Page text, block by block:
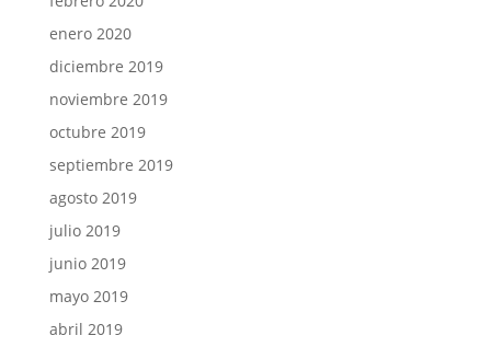
enero 2020
diciembre 2019
noviembre 2019
octubre 2019
septiembre 2019
agosto 2019
julio 2019
junio 2019
mayo 2019
abril 2019